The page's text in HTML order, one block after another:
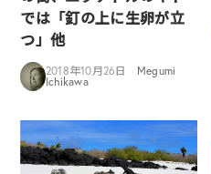
では「釘の上に生卵が立
つ」他
2018年10月26日
Megumi
Ichikawa